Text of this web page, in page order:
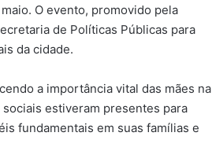
O evento, promovido pela
de Políticas Públicas para
da cidade.
a importância vital das mães na
estiveram presentes para
fundamentais em suas famílias e